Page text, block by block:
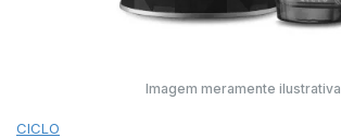
Imagem meramente ilustrativa
CICLO